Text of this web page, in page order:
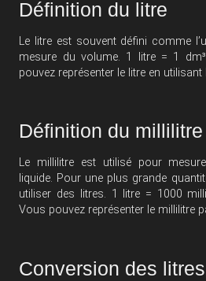
Définition du litre
Le litre est souvent défini comme
mesure du volume. 1 litre = 1
pouvez représenter le litre en utilisant
Définition du millilitre
Le millilitre est utilisé pour
liquide. Pour une plus grande
utiliser des litres. 1 litre = 1000
Vous pouvez représenter le millilitre
Conversion des